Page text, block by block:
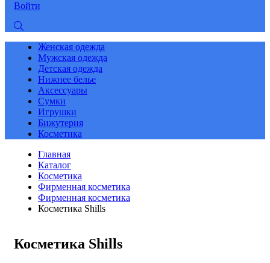
Войти
Женская одежда
Мужская одежда
Детская одежда
Нижнее белье
Аксессуары
Сумки
Игрушки
Бижутерия
Косметика
Главная
Каталог
Косметика
Фирменная косметика
Фирменная косметика
Косметика Shills
Косметика Shills